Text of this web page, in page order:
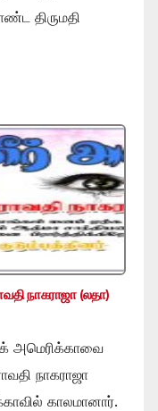
திருமதி
நாகராஜா (லதா)
அமெரிக்காவை
நாகராஜா
காலமானார்.